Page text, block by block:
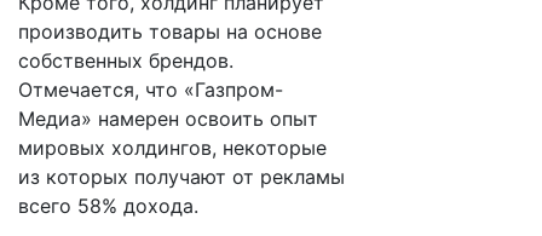
производить товары на основе
собственных брендов.
Отмечается, что «Газпром-
Медиа» намерен освоить опыт
мировых холдингов, некоторые
из которых получают от рекламы
всего 58% дохода.